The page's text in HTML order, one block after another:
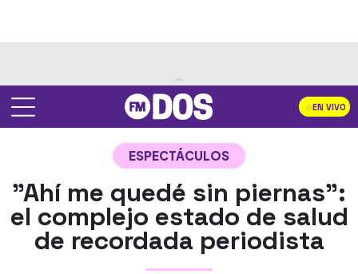
EN VIVO
ESPECTÁCULOS
"Ahí me quedé sin piernas":
el complejo estado de salud
de recordada periodista